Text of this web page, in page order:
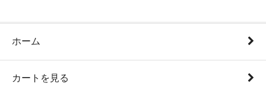
ホーム
カートを見る